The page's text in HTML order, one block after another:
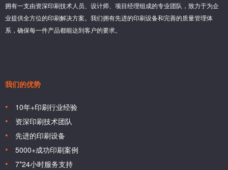
拥有一支由资深印刷技术人员、设计师、项目经理组成的专业团队，致力于为企
业提供全方位的印刷解决方案。我们拥有先进的印刷设备和完善的质量管理体
系，确保每一件产品都能达到客户的要求。
我们的优势
10年+印刷行业经验
资深印刷技术团队
先进的印刷设备
5000+成功印刷案例
7*24小时服务支持